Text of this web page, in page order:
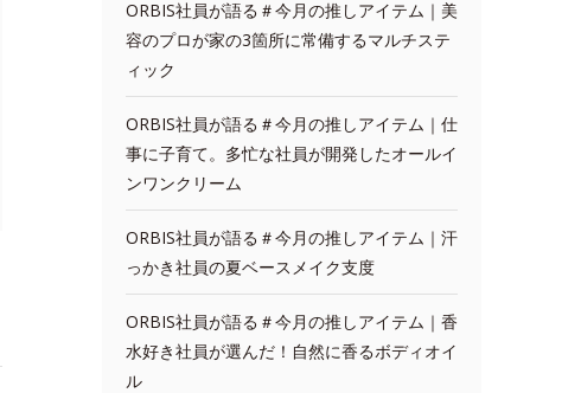
ORBIS社員が語る＃今月の推しアイテム｜美
容のプロが家の3箇所に常備するマルチステ
ィック
ORBIS社員が語る＃今月の推しアイテム｜仕
事に子育て。多忙な社員が開発したオールイ
ンワンクリーム
ORBIS社員が語る＃今月の推しアイテム｜汗
っかき社員の夏ベースメイク支度
ORBIS社員が語る＃今月の推しアイテム｜香
水好き社員が選んだ！自然に香るボディオイ
ル